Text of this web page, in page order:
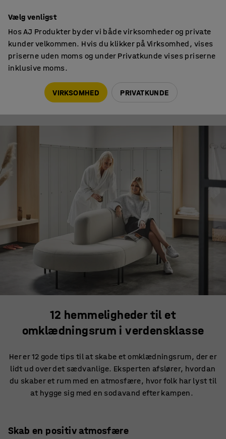
12 hemmeligheder til et omklædningsrum i verdensklasse
12 hemmeligheder til et
omklædningsrum i verdensklasse
Her er 12 gode tips til at skabe et omklædningsrum, der er
lidt ud over det sædvanlige. Eksperten afslører, hvordan
du skaber et rum med en atmosfære, hvor folk har lyst til
at hygge sig med en sodavand efter kampen.
Skab en positiv atmosfære
Vælg venligst
Hos AJ Produkter byder vi både virksomheder og private
kunder velkommen. Hvis du klikker på Virksomhed, vises
priserne uden moms og under Privatkunde vises priserne
inklusive moms.
VIRKSOMHED PRIVATKUNDE